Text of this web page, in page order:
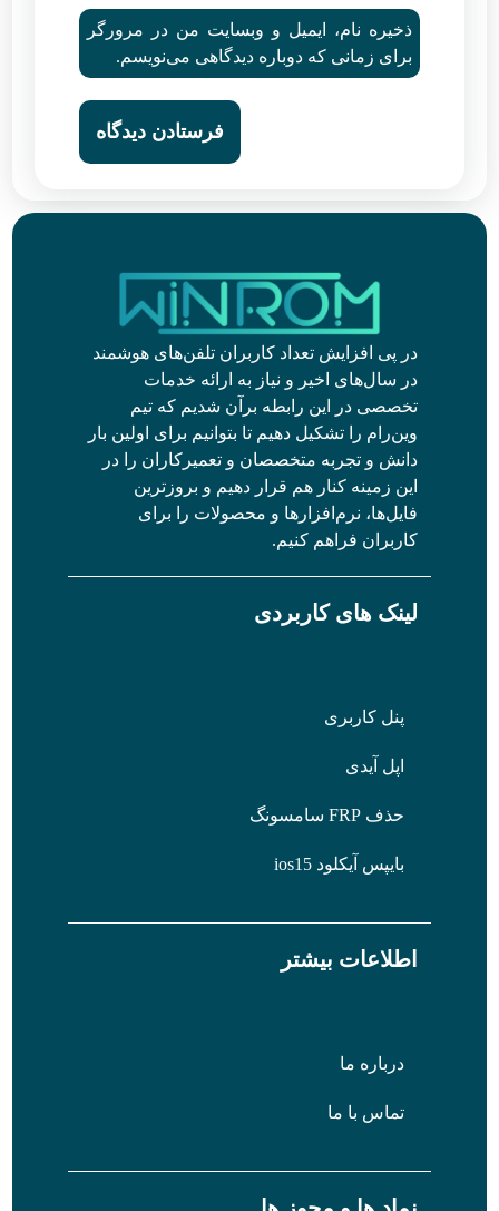
ذخیره نام، ایمیل و وبسایت من در مرورگر
برای زمانی که دوباره دیدگاهی می‌نویسم.
در پی افزایش تعداد کاربران تلفن‌های هوشمند
در سال‌های اخیر و نیاز به ارائه خدمات
تخصصی در این رابطه برآن شدیم که تیم
وین‌رام را تشکیل دهیم تا بتوانیم برای اولین بار
دانش و تجربه متخصصان و تعمیرکاران را در
این زمینه کنار هم قرار دهیم و بروزترین
فایل‌ها، نرم‌افزارها و محصولات را برای
کاربران فراهم کنیم.
لینک های کاربردی
پنل کاربری
اپل آیدی
حذف FRP سامسونگ
بایپس آیکلود ios15
اطلاعات بیشتر
درباره ما
تماس با ما